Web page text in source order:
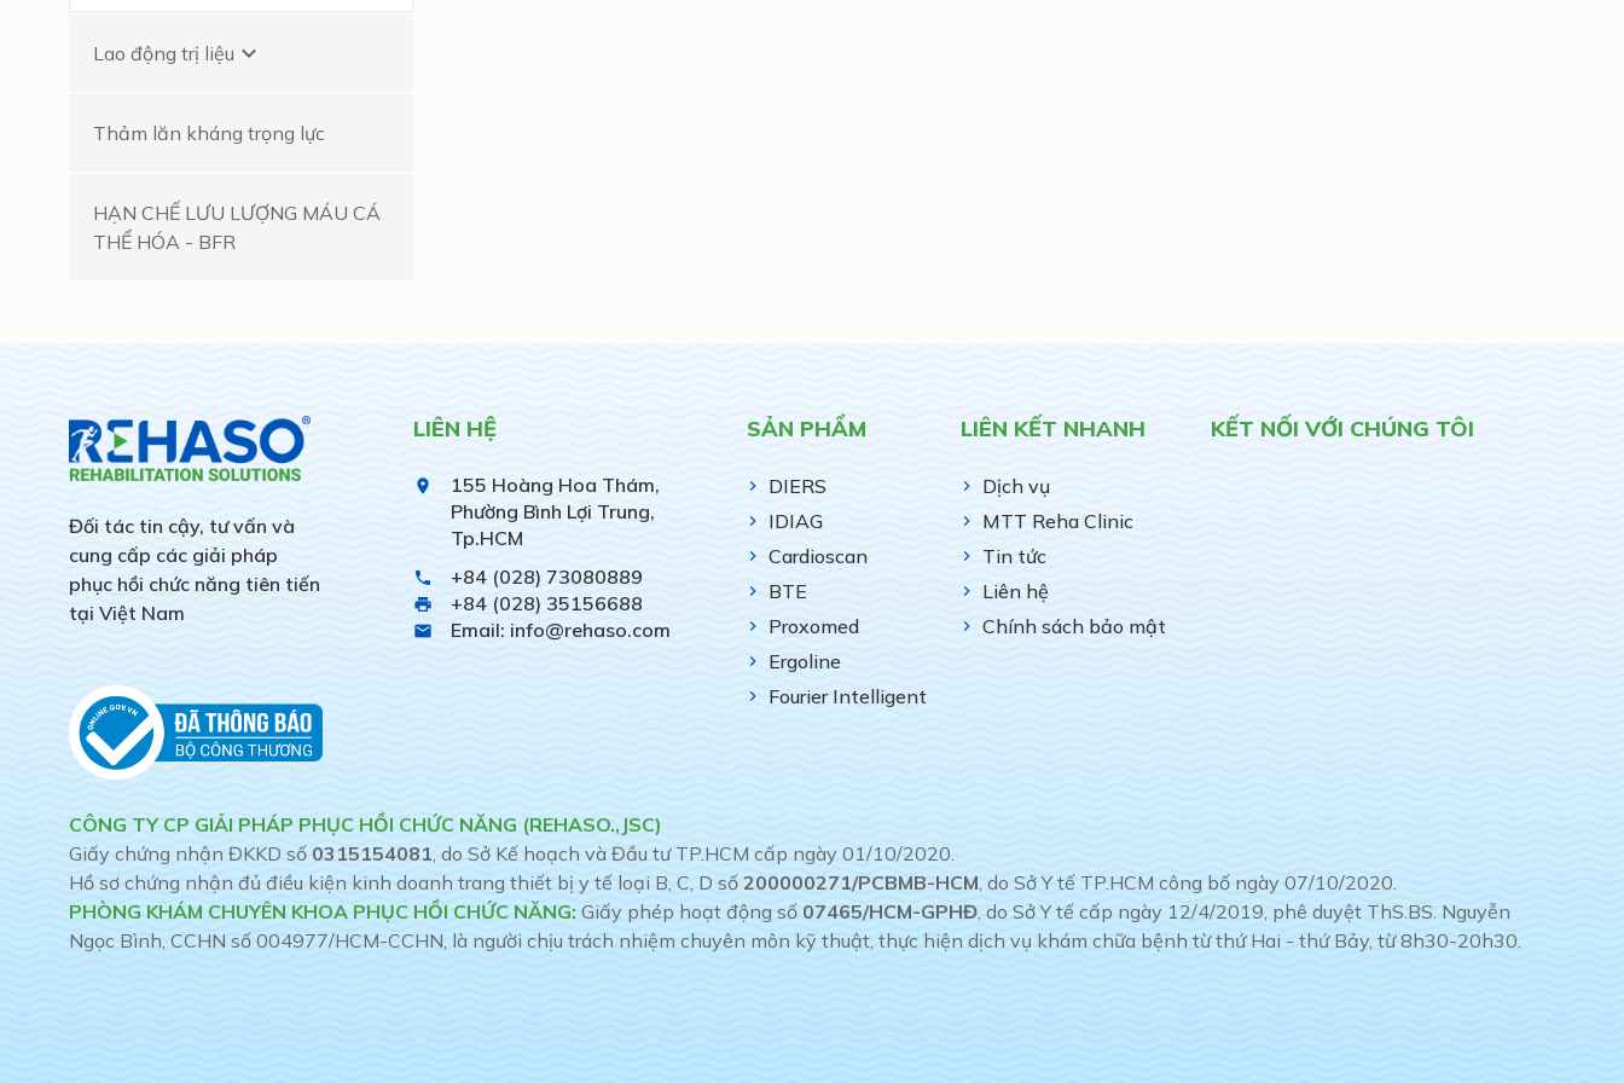
Lao động trị liệu keyboard_arrow_down
Thảm lăn kháng trọng lực
HẠN CHẾ LƯU LƯỢNG MÁU CÁ
THỂ HÓA - BFR
Đối tác tin cậy, tư vấn và
cung cấp các giải pháp
phục hồi chức năng tiên tiến
tại Việt Nam
LIÊN HỆ
place
155 Hoàng Hoa Thám,
Phường Bình Lợi Trung,
Tp.HCM
phone +84 (028) 73080889
print +84 (028) 35156688
email Email: info@rehaso.com
SẢN PHẨM
DIERS
IDIAG
Cardioscan
BTE
Proxomed
Ergoline
Fourier Intelligent
LIÊN KẾT NHANH
Dịch vụ
MTT Reha Clinic
Tin tức
Liên hệ
Chính sách bảo mật
KẾT NỐI VỚI CHÚNG TÔI
CÔNG TY CP GIẢI PHÁP PHỤC HỒI CHỨC NĂNG (REHASO.,JSC)
Giấy chứng nhận ĐKKD số 0315154081, do Sở Kế hoạch và Đầu tư TP.HCM cấp ngày 01/10/2020.
Hồ sơ chứng nhận đủ điều kiện kinh doanh trang thiết bị y tế loại B, C, D số 200000271/PCBMB-HCM, do Sở Y tế TP.HCM công bố ngày 07/10/2020.
PHÒNG KHÁM CHUYÊN KHOA PHỤC HỒI CHỨC NĂNG: Giấy phép hoạt động số 07465/HCM-GPHĐ, do Sở Y tế cấp ngày 12/4/2019, phê duyệt ThS.BS. Nguyễn
Ngọc Bình, CCHN số 004977/HCM-CCHN, là người chịu trách nhiệm chuyên môn kỹ thuật, thực hiện dịch vụ khám chữa bệnh từ thứ Hai - thứ Bảy, từ 8h30-20h30.